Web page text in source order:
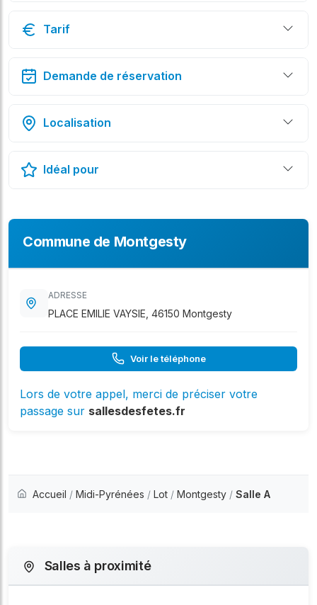
Tarif
Demande de réservation
Localisation
Idéal pour
Commune de Montgesty
ADRESSE
PLACE EMILIE VAYSIE, 46150 Montgesty
Voir le téléphone
Lors de votre appel, merci de préciser votre
passage sur sallesdesfetes.fr
Accueil / Midi-Pyrénées / Lot / Montgesty / Salle A
Salles à proximité